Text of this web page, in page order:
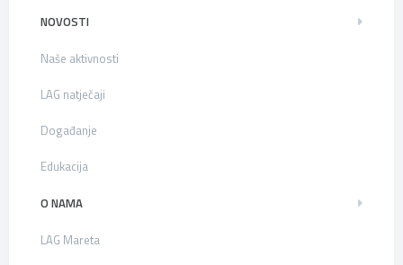
NOVOSTI
Naše aktivnosti
LAG natječaji
Događanje
Edukacija
O NAMA
LAG Mareta